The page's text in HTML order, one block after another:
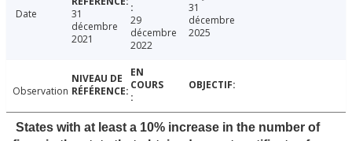
Date
31
décembre
2021
29
décembre
2022
31
décembre
2025
Observation
States with at least a 10% increase in the number of